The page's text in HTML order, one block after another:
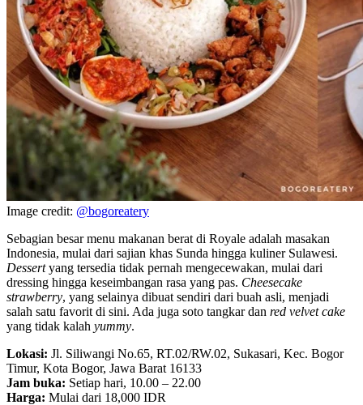
Image credit: @bogoreatery
Sebagian besar menu makanan berat di Royale adalah masakan
Indonesia, mulai dari sajian khas Sunda hingga kuliner Sulawesi.
Dessertyang tersedia tidak pernah mengecewakan, mulai dari
dressing hingga keseimbangan rasa yang pas. Cheesecake
strawberry, yang selainya dibuat sendiri dari buah asli, menjadi
salah satu favorit di sini. Ada juga soto tangkar dan red velvet cake
yang tidak kalah yummy.
Lokasi: Jl. Siliwangi No.65, RT.02/RW.02, Sukasari, Kec. Bogor
Timur, Kota Bogor, Jawa Barat 16133
Jam buka: Setiap hari, 10.00 – 22.00
Harga: Mulai dari 18,000 IDR